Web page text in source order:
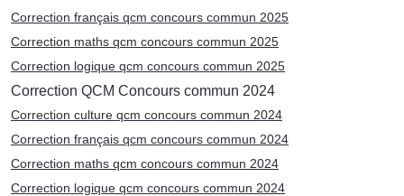
Correction français qcm concours commun 2025
Correction maths qcm concours commun 2025
Correction logique qcm concours commun 2025
Correction QCM Concours commun 2024
Correction culture qcm concours commun 2024
Correction français qcm concours commun 2024
Correction maths qcm concours commun 2024
Correction logique qcm concours commun 2024